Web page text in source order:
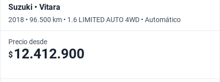
Suzuki • Vitara
2018 • 96.500 km • 1.6 LIMITED AUTO 4WD • Automático
Precio desde
$ 12.412.900